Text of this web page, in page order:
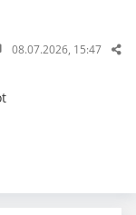
08.07.2026, 15:47